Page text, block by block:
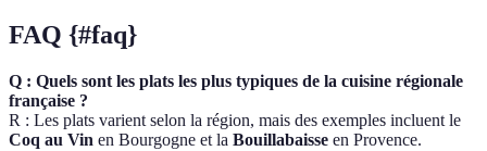
FAQ {#faq}
Q : Quels sont les plats les plus typiques de la cuisine régionale
française ?
R : Les plats varient selon la région, mais des exemples incluent le
Coq au Vin en Bourgogne et la Bouillabaisse en Provence.